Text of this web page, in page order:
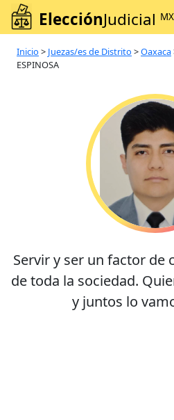
ElecciónJudicial MX
Inicio > Juezas/es de Distrito >Oaxaca
ESPINOSA
Servir y ser un factor de
de toda la sociedad.
y juntos lo